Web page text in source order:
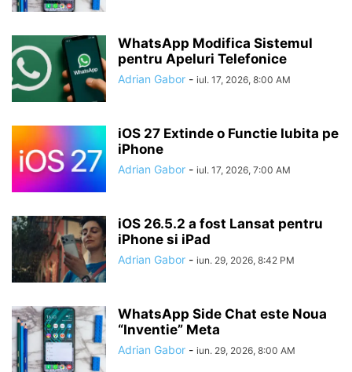
WhatsApp Modifica Sistemul
pentru Apeluri Telefonice
Adrian Gabor - iul. 17, 2026, 8:00 AM
iOS 27 Extinde o Functie Iubita pe
iPhone
Adrian Gabor - iul. 17, 2026, 7:00 AM
iOS 26.5.2 a fost Lansat pentru
iPhone si iPad
Adrian Gabor - iun. 29, 2026, 8:42 PM
WhatsApp Side Chat este Noua
“Inventie” Meta
Adrian Gabor - iun. 29, 2026, 8:00 AM